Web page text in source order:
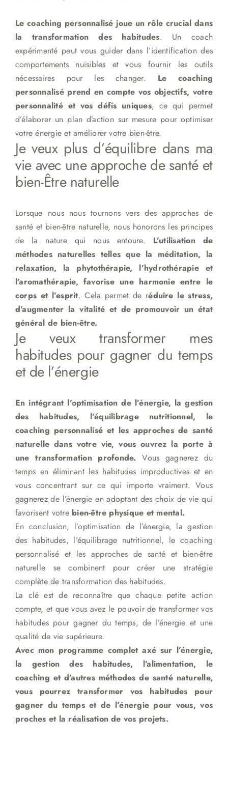
Le coaching personnalisé joue un rôle crucial dans
la transformation des habitudes. Un coach
expérimenté peut vous guider dans l’identification des
comportements nuisibles et vous fournir les outils
nécessaires pour les changer. Le coaching
personnalisé prend en compte vos objectifs, votre
personnalité et vos défis uniques, ce qui permet
d’élaborer un plan d’action sur mesure pour optimiser
votre énergie et améliorer votre bien-être.
Je veux plus d’équilibre dans ma
vie avec une approche de santé et
bien-Être naturelle
Lorsque nous nous tournons vers des approches de
santé et bien-être naturelle, nous honorons les principes
de la nature qui nous entoure. L’utilisation de
méthodes naturelles telles que la méditation, la
relaxation, la phytothérapie, l’hydrothérapie et
l’aromathérapie, favorise une harmonie entre le
corps et l’esprit. Cela permet de réduire le stress,
d’augmenter la vitalité et de promouvoir un état
général de bien-être.
Je veux transformer mes
habitudes pour gagner du temps
et de l’énergie
En intégrant l’optimisation de l’énergie, la gestion
des habitudes, l’équilibrage nutritionnel, le
coaching personnalisé et les approches de santé
naturelle dans votre vie, vous ouvrez la porte à
une transformation profonde. Vous gagnerez du
temps en éliminant les habitudes improductives et en
vous concentrant sur ce qui importe vraiment. Vous
gagnerez de l’énergie en adoptant des choix de vie qui
favorisent votrebien-être physique et mental.
En conclusion, l’optimisation de l’énergie, la gestion
des habitudes, l’équilibrage nutritionnel, le coaching
personnalisé et les approches de santé et bien-être
naturelle se combinent pour créer une stratégie
complète de transformation des habitudes.
La clé est de reconnaître que chaque petite action
compte, et que vous avez le pouvoir de transformer vos
habitudes pour gagner du temps, de l’énergie et une
qualité de vie supérieure.
Avec mon programme complet axé sur l’énergie,
la gestion des habitudes, l’alimentation, le
coaching et d’autres méthodes de santé naturelle,
vous pourrez transformer vos habitudes pour
gagner du temps et de l’énergie pour vous, vos
proches et la réalisation de vos projets.